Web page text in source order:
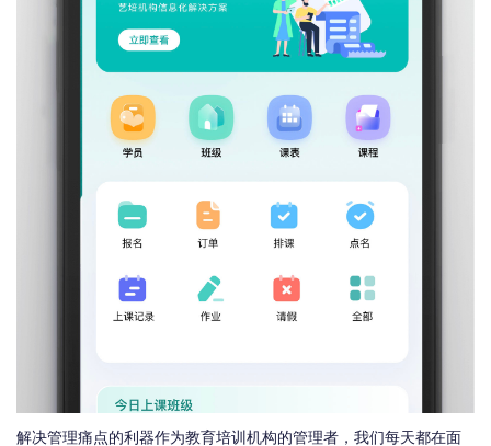
解决管理痛点的利器作为教育培训机构的管理者，我们每天都在面